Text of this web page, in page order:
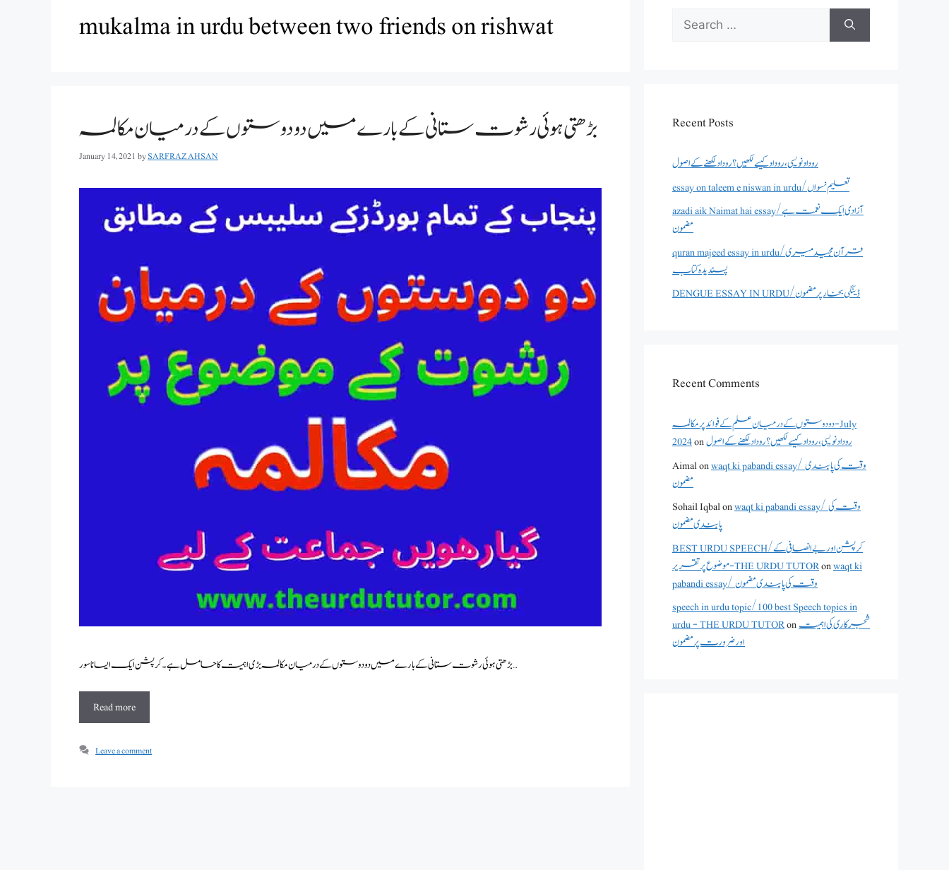
mukalma in urdu between two friends on rishwat
بڑھتی ہوئی رشوت ستانی کے بارے میں دو دوستوں کے درمیان مکالمہ
January 14, 2021 bySARFRAZ AHSAN
بڑھتی ہوئی رشوت ستانی کے بارے میں دو دوستوں کے درمیان مکالمہ بڑی اہمیت کا حامل ہے۔کرپشن ایک ایسا ناسور …
Read more
Leave a comment
Search
for:
Recent Posts
روداد نویسی ،روداد کیسے لکھیں؟ روداد لکھنے کے اصول
essay on taleem e niswan in urdu/تعلیم نسواں
azadi aik Naimat hai essay/آزادی ایک نعمت ہے
مضمون
quran majeed essay in urdu/قرآن مجید میری
پسندیدہ کتاب
DENGUE ESSAY IN URDU/ڈینگی بخار پر مضمون
Recent Comments
دو دوستوں کے درمیان علم کے فوائد پر مکالمہ - July
2024onروداد نویسی ،روداد کیسے لکھیں؟ روداد لکھنے کے اصول
Aimalonwaqt ki pabandi essay/ وقت کی پابندی
مضمون
Sohail Iqbalonwaqt ki pabandi essay/ وقت کی
پابندی مضمون
BEST URDU SPEECH/کرپشن اور بے انصافی کے
موضوع پر تقریر - THE URDU TUTORonwaqt ki
pabandi essay/ وقت کی پابندی مضمون
speech in urdu topic/100 best Speech topics in
urdu - THE URDU TUTORonشجرکاری کی اہمیت
اور ضرورت پر مضمون